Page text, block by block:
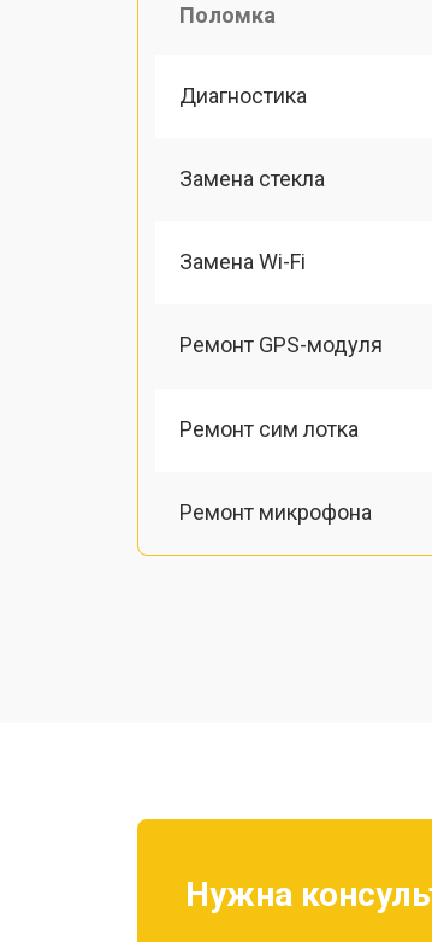
Поломка
Диагностика
Замена стекла
Замена Wi-Fi
Ремонт GPS-модуля
Ремонт сим лотка
Ремонт микрофона
Нужна